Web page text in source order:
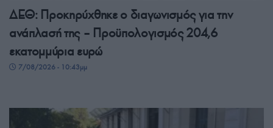
ΔΕΘ: Προκηρύχθηκε ο διαγωνισμός για την
ανάπλασή της – Προϋπολογισμός 204,6
εκατομμύρια ευρώ
7/08/2026 - 10:43μμ